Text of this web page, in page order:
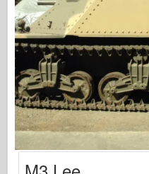
Osprey-julkaisu
Laivueen signaali
Tankpower
Kuorma-autot & säiliöt
Waffen-Arsenal
Wydawnictwo Militaria
Academy